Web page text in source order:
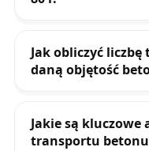
Jak obliczyć
daną objętość
Jakie są
transportu